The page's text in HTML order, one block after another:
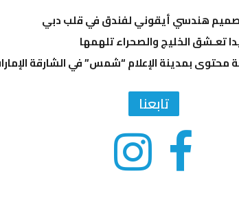
هندسي أيقوني لفندق في قلب دبي
تعـشق الخليج والصحراء تلهمها
بمدينة الإعلام “شمس” في الشارقة
تابعنا